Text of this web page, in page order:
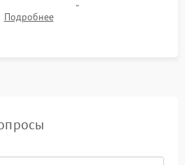
управления, таймера, индикаторов
и систем защиты от перегрева.
Подробнее